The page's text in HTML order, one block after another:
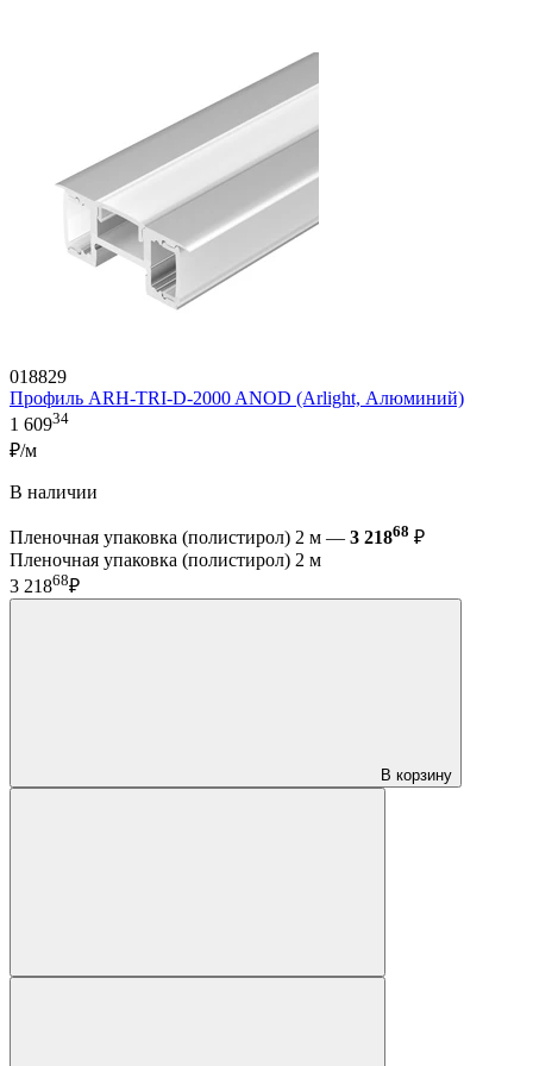
018829
Профиль ARH-TRI-D-2000 ANOD (Arlight, Алюминий)
1 60934
₽/м
В наличии
Пленочная упаковка (полистирол) 2 м — 3 21868 ₽
Пленочная упаковка (полистирол) 2 м
3 21868₽
В корзину